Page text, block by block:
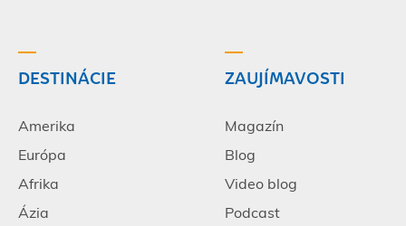
DESTINÁCIE
Amerika
Európa
Afrika
Ázia
ZAUJÍMAVOSTI
Magazín
Blog
Video blog
Podcast